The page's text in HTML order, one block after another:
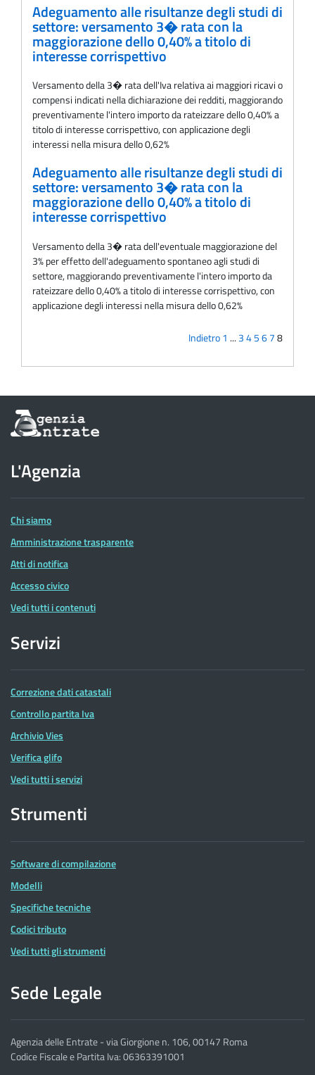
Adeguamento alle risultanze degli studi di
settore: versamento 3� rata con la
maggiorazione dello 0,40% a titolo di
interesse corrispettivo
Versamento della 3� rata dell'Iva relativa ai maggiori ricavi o
compensi indicati nella dichiarazione dei redditi, maggiorando
preventivamente l'intero importo da rateizzare dello 0,40% a
titolo di interesse corrispettivo, con applicazione degli
interessi nella misura dello 0,62%
Adeguamento alle risultanze degli studi di
settore: versamento 3� rata con la
maggiorazione dello 0,40% a titolo di
interesse corrispettivo
Versamento della 3� rata dell'eventuale maggiorazione del
3% per effetto dell'adeguamento spontaneo agli studi di
settore, maggiorando preventivamente l'intero importo da
rateizzare dello 0,40% a titolo di interesse corrispettivo, con
applicazione degli interessi nella misura dello 0,62%
Indietro1 ... 345678
Informazioni
sul
dell'Agenzia
delle
Entrate
L'Agenzia
Chi siamo
Amministrazione trasparente
Atti di notifica
Accesso civico
Vedi tutti i contenuti
Servizi
Correzione dati catastali
Controllo partita Iva
Archivio Vies
Verifica glifo
Vedi tutti i servizi
Strumenti
Software di compilazione
Modelli
Specifiche tecniche
Codici tributo
Vedi tutti gli strumenti
Sede Legale
Agenzia delle Entrate - via Giorgione n. 106, 00147 Roma
Codice Fiscale e Partita Iva: 06363391001